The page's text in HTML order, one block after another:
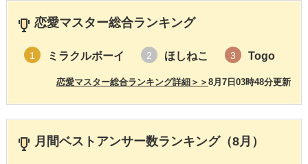
恋愛マスター総合ランキング
1 ミラクルボーイ 2 ほしねこ 3 Togo
8月7日03時48分更新
恋愛マスター総合ランキング詳細＞＞
月間ベストアンサー数ランキング（8月）